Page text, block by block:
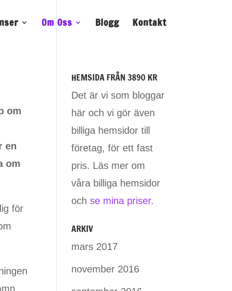
Om Oss Blogg Kontakt
om
en
om
för
HEMSIDA FRÅN 3890 KR
Det är vi som bloggar
här och vi gör även
billiga hemsidor till
företag, för ett fast
pris. Läs mer om
våra billiga hemsidor
ochse mina priser.
ARKIV
mars 2017
november 2016